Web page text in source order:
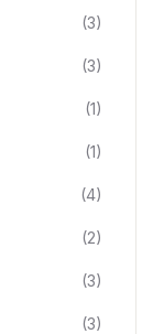
(3)
(3)
(1)
(1)
(4)
(2)
(3)
(3)